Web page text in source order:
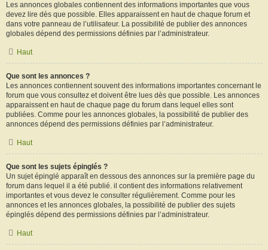
Les annonces globales contiennent des informations importantes que vous
devez lire dès que possible. Elles apparaissent en haut de chaque forum et
dans votre panneau de l’utilisateur. La possibilité de publier des annonces
globales dépend des permissions définies par l’administrateur.
Haut
Que sont les annonces ?
Les annonces contiennent souvent des informations importantes concernant le
forum que vous consultez et doivent être lues dès que possible. Les annonces
apparaissent en haut de chaque page du forum dans lequel elles sont
publiées. Comme pour les annonces globales, la possibilité de publier des
annonces dépend des permissions définies par l’administrateur.
Haut
Que sont les sujets épinglés ?
Un sujet épinglé apparaît en dessous des annonces sur la première page du
forum dans lequel il a été publié. il contient des informations relativement
importantes et vous devez le consulter régulièrement. Comme pour les
annonces et les annonces globales, la possibilité de publier des sujets
épinglés dépend des permissions définies par l’administrateur.
Haut